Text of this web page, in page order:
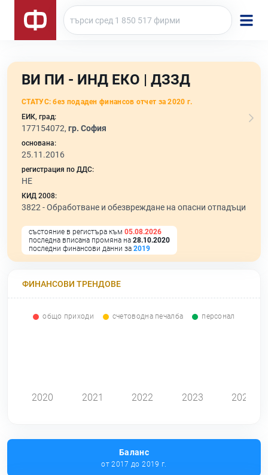
ВИ ПИ - ИНД ЕКО | ДЗЗД
СТАТУС: без подаден финансов отчет за 2020 г.
ЕИК, град:
177154072, гр. София
основана:
25.11.2016
регистрация по ДДС:
НЕ
КИД 2008:
3822 -Обработване и обезвреждане на опасни отпадъци
състояние в регистъра към 05.08.2026
последна вписана промяна на 28.10.2020
последни финансови данни за 2019
ФИНАНСОВИ ТРЕНДОВЕ
общо приходи счетоводна печалба персонал
2020 2021 2022 2023 2024
Баланс
от 2017 до 2019 г.